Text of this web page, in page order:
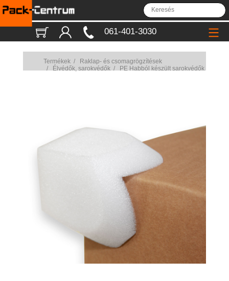
061-401-3030
Termékek/
Raklap- és csomagrögzítések
/
Élvédők, sarokvédők/ PE Habból készült sarokvédők